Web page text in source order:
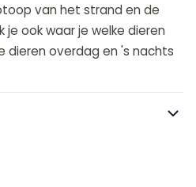
van het strand en de
je ook waar je welke dieren
dieren overdag en 's nachts